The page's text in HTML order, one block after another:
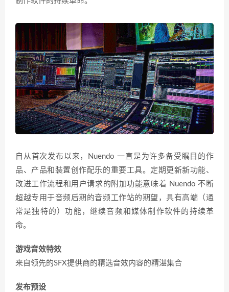
自从首次发布以来，Nuendo 一直是为许多备受瞩目的作
品、产品和装置创作配乐的重要工具。定期更新新功能、
改进工作流程和用户请求的附加功能意味着 Nuendo 不断
超越专用于音频后期的音频工作站的期望，具有高端（通
常是独特的）功能，继续音频和媒体制作软件的持续革
命。
游戏音效特效
来自领先的SFX提供商的精选音效内容的精湛集合
发布预设